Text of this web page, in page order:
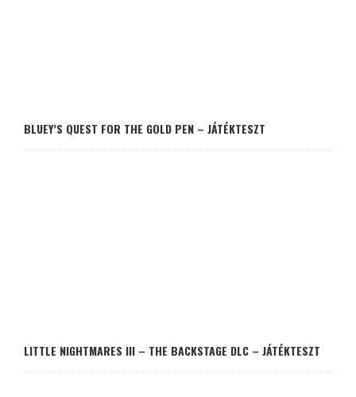
BLUEY’S QUEST FOR THE GOLD PEN – JÁTÉKTESZT
LITTLE NIGHTMARES III – THE BACKSTAGE DLC – JÁTÉKTESZT